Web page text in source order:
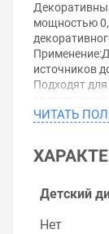
мощностью
источников
Подходят для
атмосферы, а
пластика.
Источник
ЧИТАТЬ
Детский
Нет